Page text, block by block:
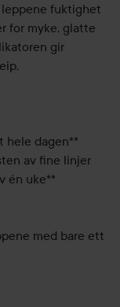
fuktighet
for myke, glatte
gir
hele dagen**
av fine linjer
én uke**
med bare ett